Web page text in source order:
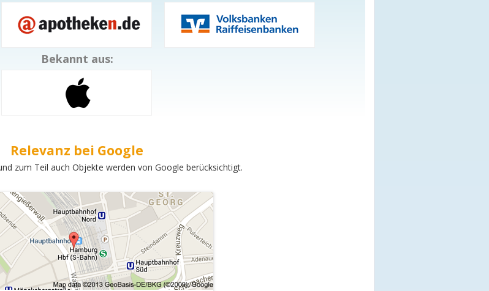
Bekannt aus:
Relevanz bei Google
zum Teil auch Objekte werden von Google berücksichtigt.